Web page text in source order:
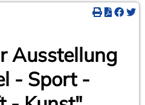
Ausstellung
- Sport -